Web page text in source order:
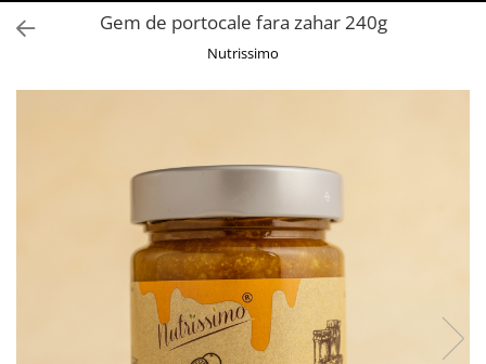
NUCI ȘI SEMINȚE
FRUCTE DESHIDRATATE
FRUCTE LA CONSERVĂ
FĂINĂ FĂRĂ GLUTEN
CREME ȘI PASTE TARTINABILE
Gem de portocale fara zahar 240g
Nutrissimo